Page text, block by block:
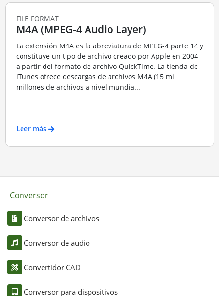
FILE FORMAT
M4A (MPEG-4 Audio Layer)
La extensión M4A es la abreviatura de MPEG-4 parte 14 y
constituye un tipo de archivo creado por Apple en 2004
a partir del formato de archivo QuickTime. La tienda de
iTunes ofrece descargas de archivos M4A (15 mil
millones de archivos a nivel mundia...
Leer más
Conversor
Conversor de archivos
Conversor de audio
Convertidor CAD
Conversor para dispositivos